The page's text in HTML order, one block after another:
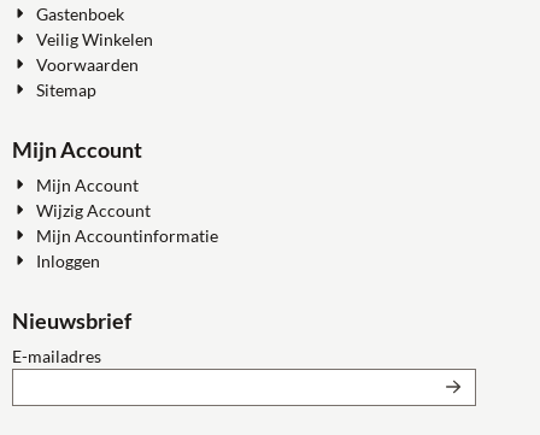
Gastenboek
Veilig Winkelen
Voorwaarden
Sitemap
Mijn Account
Mijn Account
Wijzig Account
Mijn Accountinformatie
Inloggen
Nieuwsbrief
E-mailadresVul je e-mailadres in voor de nieuwsbrief